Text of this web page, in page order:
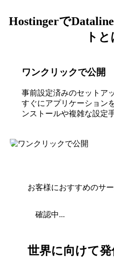
Hostingerで
ト
ワンクリックで公開
事前設定済みのセットア
すぐにアプリケーション
ンストールや複雑な設定
お客様におすすめのサ
確認中...
世界に向けて発